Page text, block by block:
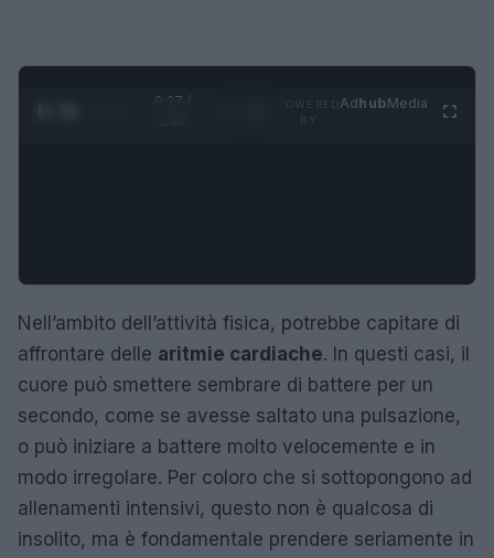
0:28 /
AdhubMedia
Nell’ambito dell’attività fisica, potrebbe capitare di
affrontare delle aritmie cardiache. In questi casi, il
cuore può smettere sembrare di battere per un
secondo, come se avesse saltato una pulsazione,
o può iniziare a battere molto velocemente e in
modo irregolare. Per coloro che si sottopongono ad
allenamenti intensivi, questo non è qualcosa di
insolito, ma è fondamentale prendere seriamente in